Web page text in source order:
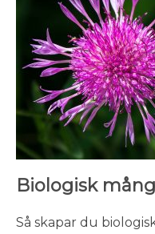
Biologisk
Så skapar du